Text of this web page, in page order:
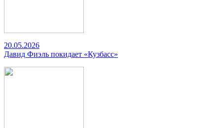
20.05.2026
Давид Фиэль покидает «Кузбасс»